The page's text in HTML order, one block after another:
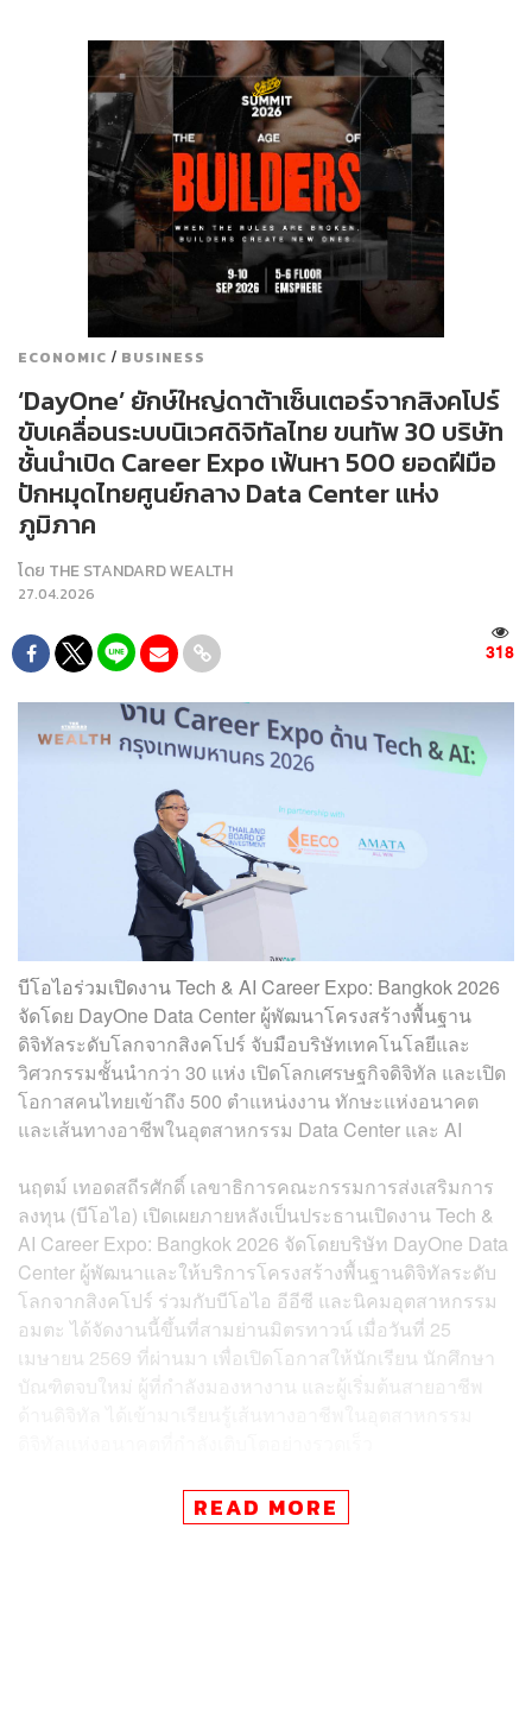
ECONOMIC / BUSINESS
‘DayOne’ ยักษ์ใหญ่ดาต้าเซ็นเตอร์จากสิงคโปร์
ขับเคลื่อนระบบนิเวศดิจิทัลไทย ขนทัพ 30 บริษัท
ชั้นนำเปิด Career Expo เฟ้นหา 500 ยอดฝีมือ
ปักหมุดไทยศูนย์กลาง Data Center แห่ง
ภูมิภาค
โดย THE STANDARD WEALTH
27.04.2026
318
บีโอไอร่วมเปิดงาน Tech & AI Career Expo: Bangkok 2026
จัดโดย DayOne Data Center ผู้พัฒนาโครงสร้างพื้นฐาน
ดิจิทัลระดับโลกจากสิงคโปร์ จับมือบริษัทเทคโนโลยีและ
วิศวกรรมชั้นนำกว่า 30 แห่ง เปิดโลกเศรษฐกิจดิจิทัล และเปิด
โอกาสคนไทยเข้าถึง 500 ตำแหน่งงาน ทักษะแห่งอนาคต
และเส้นทางอาชีพในอุตสาหกรรม Data Center และ AI
นฤตม์ เทอดสถีรศักดิ์ เลขาธิการคณะกรรมการส่งเสริมการ
ลงทุน (บีโอไอ) เปิดเผยภายหลังเป็นประธานเปิดงาน Tech &
AI Career Expo: Bangkok 2026 จัดโดยบริษัท DayOne Data
Center ผู้พัฒนาและให้บริการโครงสร้างพื้นฐานดิจิทัลระดับ
โลกจากสิงคโปร์ ร่วมกับบีโอไอ อีอีซี และนิคมอุตสาหกรรม
อมตะ ได้จัดงานนี้ขึ้นที่สามย่านมิตรทาวน์ เมื่อวันที่ 25
เมษายน 2569 ที่ผ่านมา เพื่อเปิดโอกาสให้นักเรียน นักศึกษา
บัณฑิตจบใหม่ ผู้ที่กำลังมองหางาน และผู้เริ่มต้นสายอาชีพ
โดยภายในงานได้รวบรวมตำแหน่งงานกว่า 500 อัตรา จาก
30 บริษัทชั้นนำทั้งไทยและต่างประเทศที่เป็นพันธมิตรของ
READ MORE